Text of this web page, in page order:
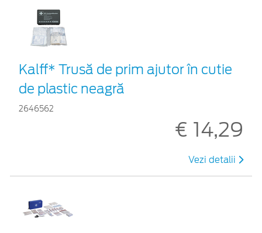
Kalff* Trusă de prim ajutor în cutie
de plastic neagră
2646562
€ 14,29
Vezi detalii